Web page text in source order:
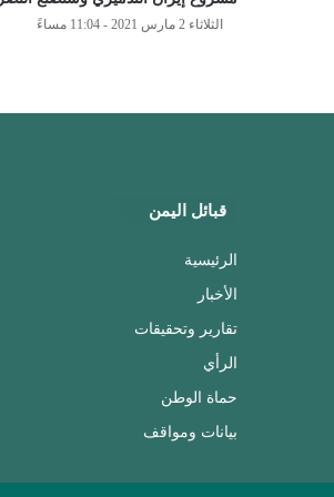
الثلاثاء 2 مارس 2021 - 11:04 مساءً
قبائل اليمن
الرئيسية
الأخبار
تقارير وتحقيقات
الرأي
حماة الوطن
بيانات ومواقف